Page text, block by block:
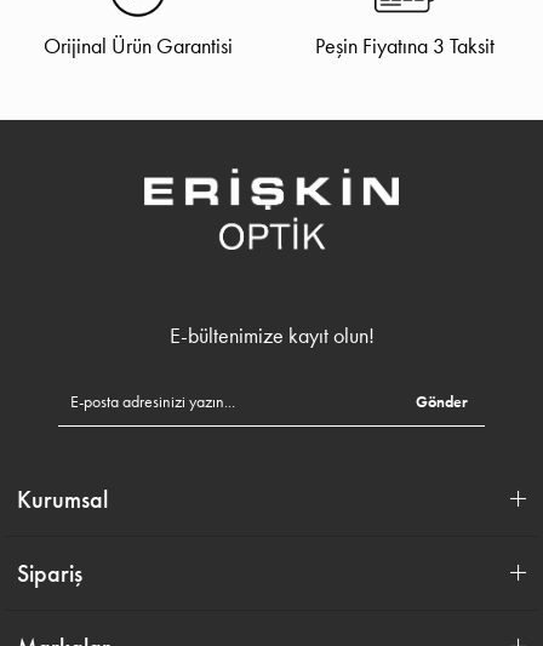
Orijinal Ürün Garantisi Peşin Fiyatına 3 Taksit
E-bültenimize kayıt olun!
Gönder
Kurumsal
Sipariş